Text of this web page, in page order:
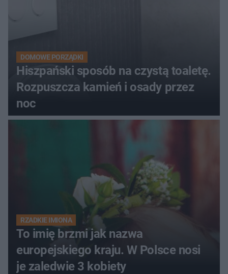
DOMOWE PORZĄDKI
Hiszpański sposób na czystą toaletę.
Rozpuszcza kamień i osady przez
noc
RZADKIE IMIONA
To imię brzmi jak nazwa
europejskiego kraju. W Polsce nosi
je zaledwie 3 kobiety